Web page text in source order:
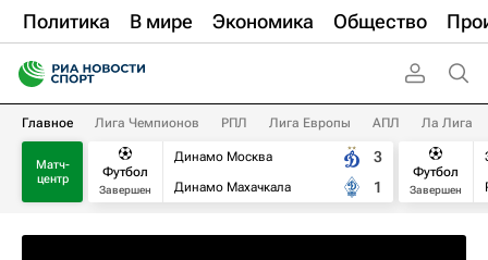
Политика В мире Экономика Общество
Главное Лига Чемпионов РПЛ Лига Европы АПЛ Ла Лига
Матч-
центр
Футбол
Завершен
Динамо Москва
Динамо Махачкала
3
1
Футбол
Завершен